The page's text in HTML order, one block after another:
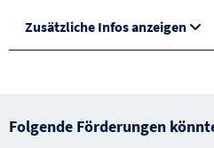
Zusätzliche Infos anzeigen
Folgende Förderungen